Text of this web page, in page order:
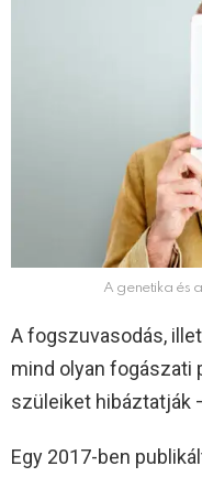
A genetika és
A fogszuvasodás,
mind olyan fogászati
szüleiket hibáztatják
Egy 2017-ben